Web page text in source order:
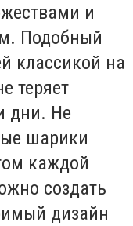
и
Подобный
классикой на
теряет
дни. Не
шарики
каждой
создать
дизайн